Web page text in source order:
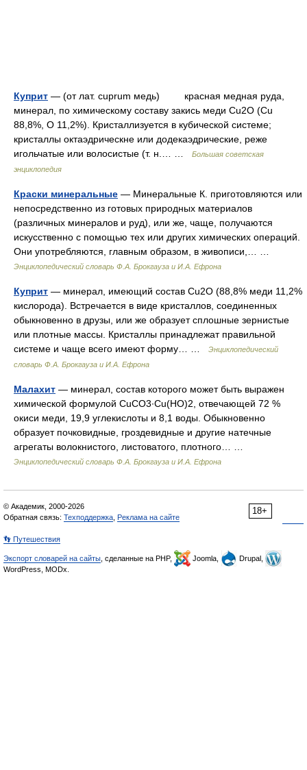
Куприт — (от лат. cuprum медь) красная медная руда,
минерал, по химическому составу закись меди Cu2O (Cu
88,8%, O 11,2%). Кристаллизуется в кубической системе;
кристаллы октаэдрическне или додекаэдрические, реже
игольчатые или волосистые (т. н.… …
Большая советская
энциклопедия
Краски минеральные — Минеральные К. приготовляются или
непосредственно из готовых природных материалов
(различных минералов и руд), или же, чаще, получаются
искусственно с помощью тех или других химических операций.
Они употребляются, главным образом, в живописи,… …
Энциклопедический словарь Ф.А. Брокгауза и И.А. Ефрона
Куприт — минерал, имеющий состав Cu2О (88,8% меди 11,2%
кислорода). Встречается в виде кристаллов, соединенных
обыкновенно в друзы, или же образует сплошные зернистые
или плотные массы. Кристаллы принадлежат правильной
системе и чаще всего имеют форму… …
Энциклопедический
словарь Ф.А. Брокгауза и И.А. Ефрона
Малахит — минерал, состав которого может быть выражен
химической формулой CuCO3∙Cu(НО)2, отвечающей 72 %
окиси меди, 19,9 углекислоты и 8,1 воды. Обыкновенно
образует почковидные, гроздевидные и другие натечные
агрегаты волокнистого, листоватого, плотного… …
Энциклопедический словарь Ф.А. Брокгауза и И.А. Ефрона
18+
© Академик, 2000-2026
Обратная связь: Техподдержка Реклама на сайте
👣 Путешествия
Экспорт словарей на сайты , сделанные на PHP, Joomla,
Drupal,
WordPress, MODx.